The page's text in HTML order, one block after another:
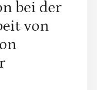
bei der
von